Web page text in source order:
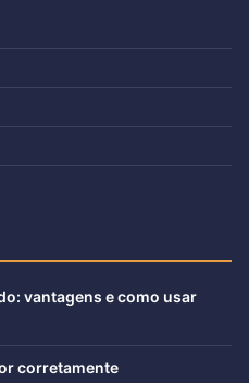
vantagens e como usar
corretamente